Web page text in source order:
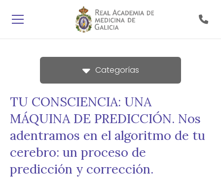
Categorías
TU CONSCIENCIA: UNA
MÁQUINA DE PREDICCIÓN. Nos
adentramos en el algoritmo de tu
cerebro: un proceso de
predicción y corrección.